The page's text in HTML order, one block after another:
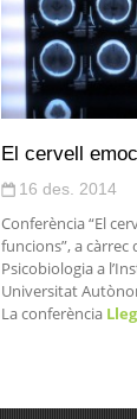
El cervell
16 des. 2014
Conferència “El
funcions”, a càrrec
Psicobiologia a
Universitat
La conferència